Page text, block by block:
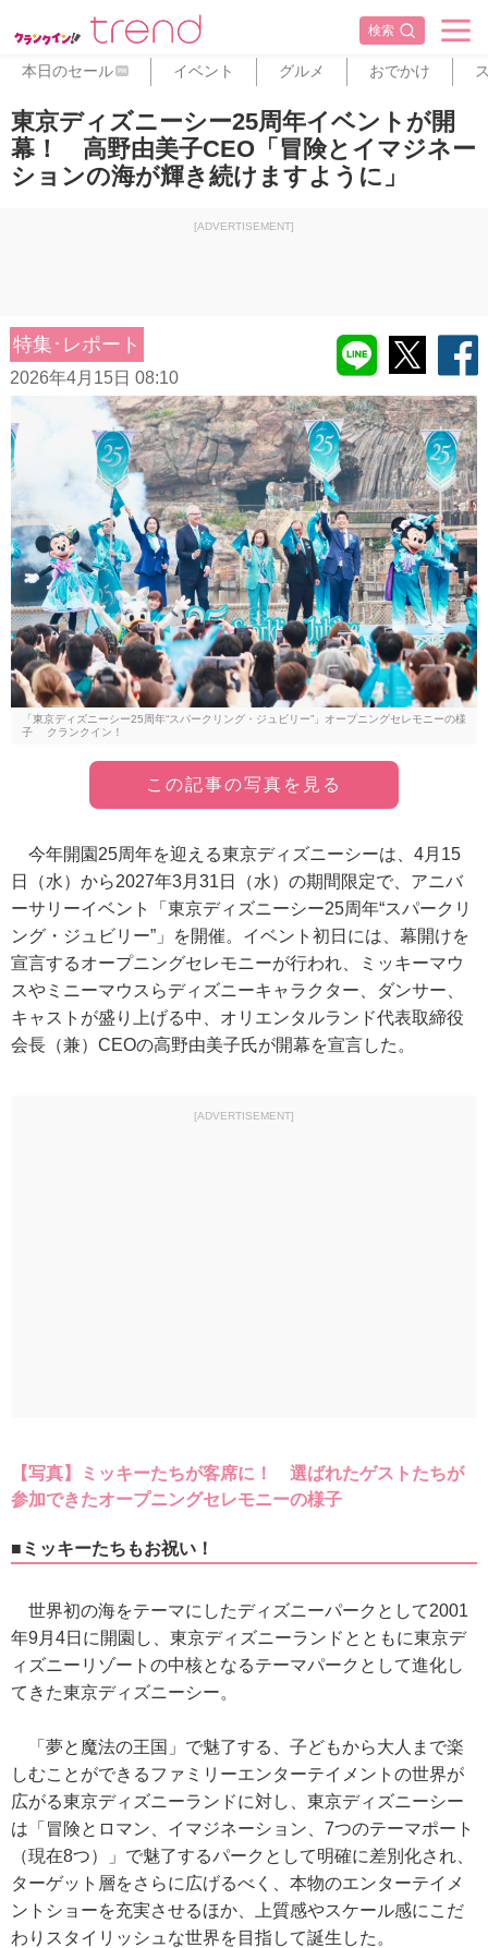
検索
本日のセール PR イベント グルメ おでかけ
東京ディズニーシー25周年イベントが開
幕！ 高野由美子CEO「冒険とイマジネー
ションの海が輝き続けますように」
[ADVERTISEMENT]
特集･レポート
2026年4月15日 08:10
「東京ディズニーシー25周年“スパークリング・ジュビリー”」オープニングセレモニーの様
子 クランクイン！
この記事の写真を見る
今年開園25周年を迎える東京ディズニーシーは、4月15
日（水）から2027年3月31日（水）の期間限定で、アニバ
ーサリーイベント「東京ディズニーシー25周年“スパークリ
ング・ジュビリー”」を開催。イベント初日には、幕開けを
宣言するオープニングセレモニーが行われ、ミッキーマウ
スやミニーマウスらディズニーキャラクター、ダンサー、
キャストが盛り上げる中、オリエンタルランド代表取締役
会長（兼）CEOの高野由美子氏が開幕を宣言した。
[ADVERTISEMENT]
【写真】ミッキーたちが客席に！ 選ばれたゲストたちが
参加できたオープニングセレモニーの様子
■ミッキーたちもお祝い！
世界初の海をテーマにしたディズニーパークとして2001
年9月4日に開園し、東京ディズニーランドとともに東京デ
ィズニーリゾートの中核となるテーマパークとして進化し
てきた東京ディズニーシー。
「夢と魔法の王国」で魅了する、子どもから大人まで楽
しむことができるファミリーエンターテイメントの世界が
広がる東京ディズニーランドに対し、東京ディズニーシー
は「冒険とロマン、イマジネーション、7つのテーマポート
（現在8つ）」で魅了するパークとして明確に差別化され、
ターゲット層をさらに広げるべく、本物のエンターテイメ
ントショーを充実させるほか、上質感やスケール感にこだ
わりスタイリッシュな世界を目指して誕生した。